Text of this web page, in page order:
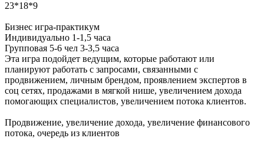
23*18*9
Бизнес игра-практикум
Индивидуально 1-1,5 часа
Групповая 5-6 чел 3-3,5 часа
Эта игра подойдет ведущим, которые работают или
планируют работать с запросами, связанными с
продвижением, личным брендом, проявлением экспертов в
соц сетях, продажами в мягкой нише, увеличением дохода
помогающих специалистов, увеличением потока клиентов.
Продвижение, увеличение дохода, увеличение финансового
потока, очередь из клиентов